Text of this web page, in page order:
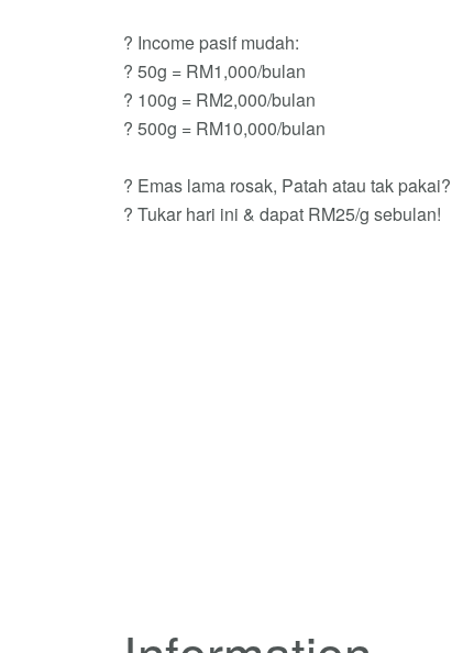
? Income pasif mudah:
? 50g = RM1,000/bulan
? 100g = RM2,000/bulan
? 500g = RM10,000/bulan
? Emas lama rosak, Patah atau tak pakai?
? Tukar hari ini & dapat RM25/g sebulan!